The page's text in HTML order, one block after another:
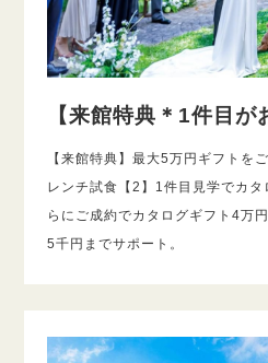
【来館特典＊1件目が
【来館特典】最大5万円ギフトを
レンチ試食【2】1件目見学でカ
らにご成約でカタログギフト4万
5千円までサポート。